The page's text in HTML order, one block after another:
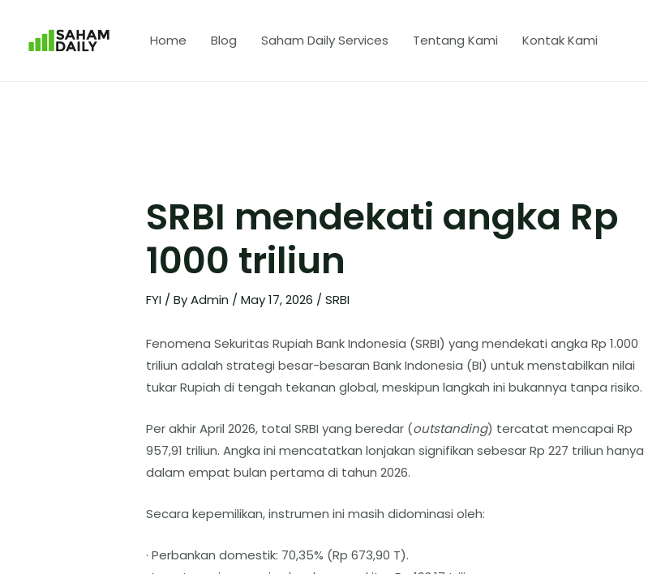
Home Blog Saham Daily Services Tentang Kami Kontak Kami
SRBI mendekati angka Rp
1000 triliun
FYI/ ByAdmin / May 17, 2026 / SRBI
Fenomena Sekuritas Rupiah Bank Indonesia (SRBI) yang mendekati angka Rp 1.000
triliun adalah strategi besar-besaran Bank Indonesia (BI) untuk menstabilkan nilai
tukar Rupiah di tengah tekanan global, meskipun langkah ini bukannya tanpa risiko.
Per akhir April 2026, total SRBI yang beredar (outstanding) tercatat mencapai Rp
957,91 triliun. Angka ini mencatatkan lonjakan signifikan sebesar Rp 227 triliun hanya
dalam empat bulan pertama di tahun 2026.
Secara kepemilikan, instrumen ini masih didominasi oleh:
· Perbankan domestik: 70,35% (Rp 673,90 T).